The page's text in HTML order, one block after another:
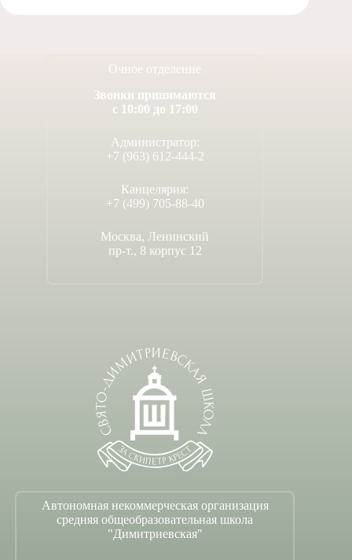
Очное отделение
Звонки принимаются
с 10:00 до 17:00
Администратор:
+7 (963) 612-444-2
Канцелярия:
+7 (499) 705-88-40
Москва, Ленинский
пр-т., 8 корпус 12
Автономная некоммерческая организация
средняя общеобразовательная школа
"Димитриевская"